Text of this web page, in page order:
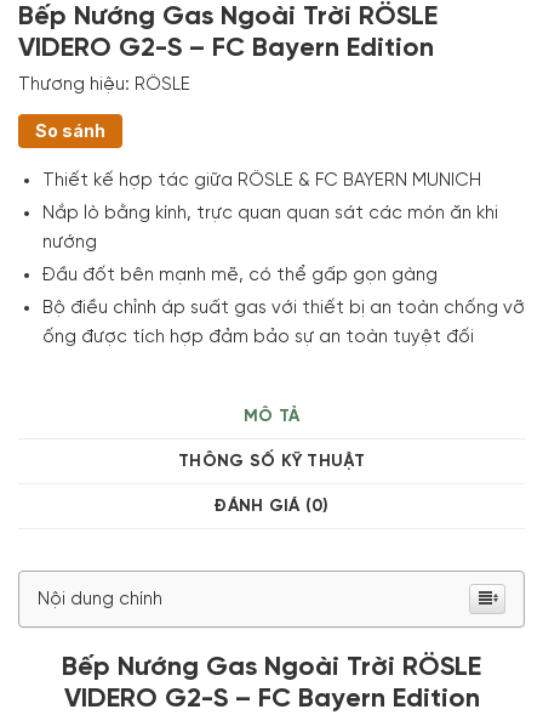
Bếp Nướng Gas Ngoài Trời RÖSLE
VIDERO G2-S – FC Bayern Edition
Thương hiệu: RÖSLE
So sánh
Thiết kế hợp tác giữa RÖSLE & FC BAYERN MUNICH
Nắp lò bằng kính, trực quan quan sát các món ăn khi
nướng
Đầu đốt bên mạnh mẽ, có thể gấp gọn gàng
Bộ điều chỉnh áp suất gas với thiết bị an toàn chống vỡ
ống được tích hợp đảm bảo sự an toàn tuyệt đối
MÔ TẢ
THÔNG SỐ KỸ THUẬT
ĐÁNH GIÁ (0)
Nội dung chính
Bếp Nướng Gas Ngoài Trời RÖSLE
VIDERO G2-S – FC Bayern Edition